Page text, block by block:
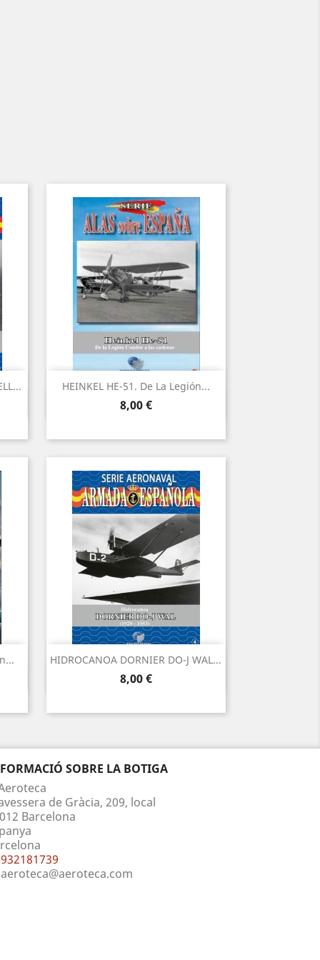
HEINKEL HE-51. De La Legión...
Preu
8,00 €
Vista ràpida
HIDROCANOA DORNIER DO-J WAL...
Preu
8,00 €
Vista ràpida
SOBRE LA BOTIGA
de Gràcia, 209, local
Barcelona
932181739